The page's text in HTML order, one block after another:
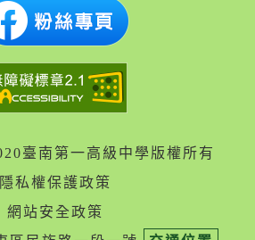
臺南第一高級中學版權所有
隱私權保護政策
網站安全政策